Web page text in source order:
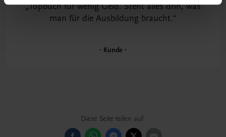
Topbuch für wenig Geld. Steht alles drin, was
man für die Ausbildung braucht.
Kunde
Diese Seite teilen auf: